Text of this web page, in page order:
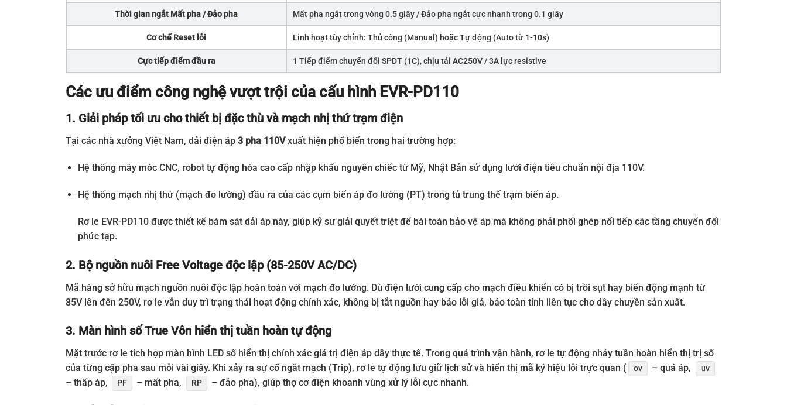
Thời gian ngắt Mất pha / Đảo pha Mất pha ngắt trong vòng 0.5 giây / Đảo pha ngắt cực nhanh trong 0.1 giây
Cơ chế Reset lỗi Linh hoạt tùy chỉnh: Thủ công (Manual) hoặc Tự động (Auto từ 1-10s)
Cực tiếp điểm đầu ra 1 Tiếp điểm chuyển đổi SPDT (1C), chịu tải AC250V / 3A lực resistive
Các ưu điểm công nghệ vượt trội của cấu hình EVR-PD110
1. Giải pháp tối ưu cho thiết bị đặc thù và mạch nhị thứ trạm điện
Tại các nhà xưởng Việt Nam, dải điện áp 3 pha 110Vxuất hiện phổ biến trong hai trường hợp:
Hệ thống máy móc CNC, robot tự động hóa cao cấp nhập khẩu nguyên chiếc từ Mỹ, Nhật Bản sử dụng lưới điện tiêu chuẩn nội địa 110V.
Hệ thống mạch nhị thứ (mạch đo lường) đầu ra của các cụm biến áp đo lường (PT) trong tủ trung thế trạm biến áp.
Rơ le EVR-PD110 được thiết kế bám sát dải áp này, giúp kỹ sư giải quyết triệt để bài toán bảo vệ áp mà không phải phối ghép nối tiếp các tầng chuyển đổi
phức tạp.
2. Bộ nguồn nuôi Free Voltage độc lập (85-250V AC/DC)
Mã hàng sở hữu mạch nguồn nuôi độc lập hoàn toàn với mạch đo lường. Dù điện lưới cung cấp cho mạch điều khiển có bị trồi sụt hay biến động mạnh từ
85V lên đến 250V, rơ le vẫn duy trì trạng thái hoạt động chính xác, không bị tắt nguồn hay báo lỗi giả, bảo toàn tính liên tục cho dây chuyền sản xuất.
3. Màn hình số True Vôn hiển thị tuần hoàn tự động
Mặt trước rơ le tích hợp màn hình LED số hiển thị chính xác giá trị điện áp dây thực tế. Trong quá trình vận hành, rơ le tự động nhảy tuần hoàn hiển thị trị số
của từng cặp pha sau mỗi vài giây. Khi xảy ra sự cố ngắt mạch (Trip), rơ le tự động lưu giữ lịch sử và hiển thị mã ký hiệu lỗi trực quan (
ov – quá áp, uv
– thấp áp, PF – mất pha, RP – đảo pha), giúp thợ cơ điện khoanh vùng xử lý lỗi cực nhanh.